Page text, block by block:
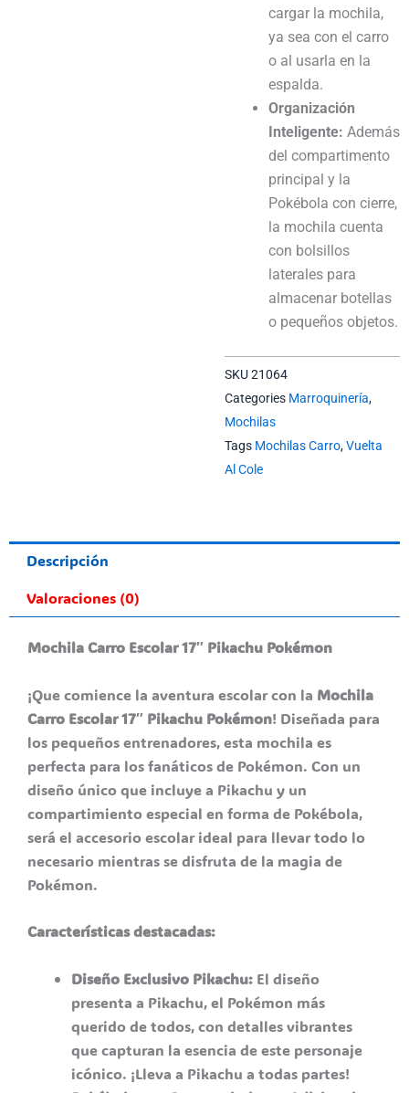
cargar la mochila,
ya sea con el carro
o al usarla en la
espalda.
Organización
Inteligente: Además
del compartimento
principal y la
Pokébola con cierre,
la mochila cuenta
con bolsillos
laterales para
almacenar botellas
o pequeños objetos.
SKU21064
Categories Marroquinería,
Mochilas
Tags Mochilas Carro,Vuelta
Al Cole
Descripción
Valoraciones (0)
Mochila Carro Escolar 17″ Pikachu Pokémon
¡Que comience la aventura escolar con la Mochila
Carro Escolar 17″ Pikachu Pokémon! Diseñada para
los pequeños entrenadores, esta mochila es
perfecta para los fanáticos de Pokémon. Con un
diseño único que incluye a Pikachu y un
compartimiento especial en forma de Pokébola,
será el accesorio escolar ideal para llevar todo lo
necesario mientras se disfruta de la magia de
Pokémon.
Características destacadas:
Diseño Exclusivo Pikachu: El diseño
presenta a Pikachu, el Pokémon más
querido de todos, con detalles vibrantes
que capturan la esencia de este personaje
icónico. ¡Lleva a Pikachu a todas partes!